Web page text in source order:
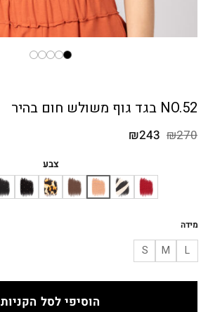
NO.52 בגד גוף משולש חום בהיר
₪270 המחיר
₪270.
₪243
₪243. צבע
מידה
L
M
S
הוסיפי לסל הקניות